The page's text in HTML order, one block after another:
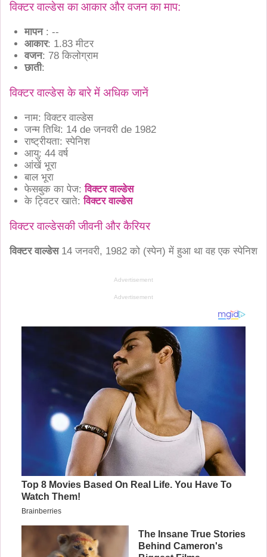
विक्टर वाल्डेस का आकार और वजन का माप:
मापन: --
आकार: 1.83 मीटर
वजन: 78 किलोग्राम
छाती:
विक्टर वाल्डेस के बारे में अधिक जानें
नाम: विक्टर वाल्डेस
जन्म तिथि: 14 de जनवरी de 1982
राष्ट्रीयता: स्पेनिश
आयु: 44 वर्ष
आंखें भूरा
बाल भूरा
फेसबुक का पेज:विक्टर वाल्डेस
के ट्विटर खाते:विक्टर वाल्डेस
विक्टर वाल्डेसकी जीवनी और कैरियर
विक्टर वाल्डेस14 जनवरी, 1982 को (स्पेन) में हुआ था वह एक स्पेनिश
Advertisement
Advertisement